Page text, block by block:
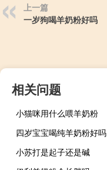
上一篇
一岁狗喝羊奶粉好吗
相关问题
小猫咪用什么喂羊奶粉
四岁宝宝喝纯羊奶粉好吗
小苏打是起子还是碱